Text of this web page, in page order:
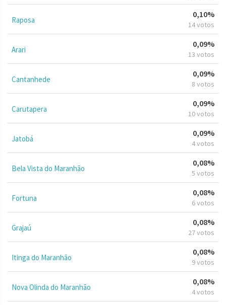
Raposa
0,10%
14 votos
Arari
0,09%
13 votos
Cantanhede
0,09%
8 votos
Carutapera
0,09%
10 votos
Jatobá
0,09%
4 votos
Bela Vista do Maranhão
0,08%
5 votos
Fortuna
0,08%
6 votos
Grajaú
0,08%
27 votos
Itinga do Maranhão
0,08%
9 votos
Nova Olinda do Maranhão
0,08%
4 votos